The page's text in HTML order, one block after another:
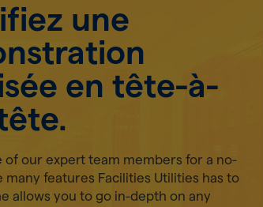
une
en tête-à-
of our expert team members for a no-
features Facilities Utilities has to
allows you to go in-depth on any